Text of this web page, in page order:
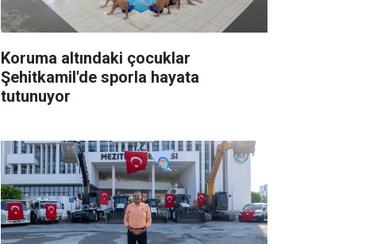
Koruma altındaki çocuklar
Şehitkamil'de sporla hayata
tutunuyor